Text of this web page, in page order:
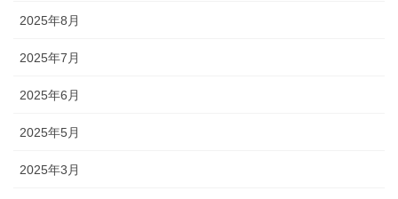
2025年8月
2025年7月
2025年6月
2025年5月
2025年3月